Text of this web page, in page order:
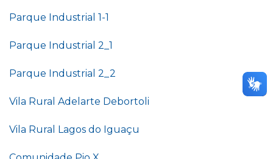
Parque Industrial 1-1
Parque Industrial 2_1
Parque Industrial 2_2
Vila Rural Adelarte Debortoli
Vila Rural Lagos do Iguaçu